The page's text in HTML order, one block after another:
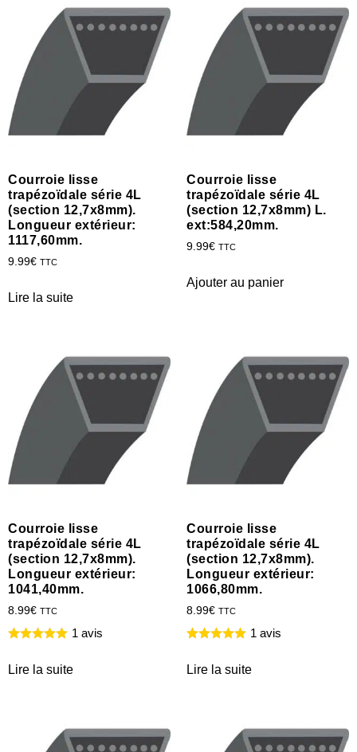
Courroie lisse
trapézoïdale série 4L
(section 12,7x8mm).
Longueur extérieur:
1117,60mm.
9.99€ TTC
Lire la suite
Courroie lisse
trapézoïdale série 4L
(section 12,7x8mm) L.
ext:584,20mm.
9.99€ TTC
Ajouter au panier
Courroie lisse
trapézoïdale série 4L
(section 12,7x8mm).
Longueur extérieur:
1041,40mm.
8.99€ TTC
1 avis
Lire la suite
Courroie lisse
trapézoïdale série 4L
(section 12,7x8mm).
Longueur extérieur:
1066,80mm.
8.99€ TTC
1 avis
Lire la suite